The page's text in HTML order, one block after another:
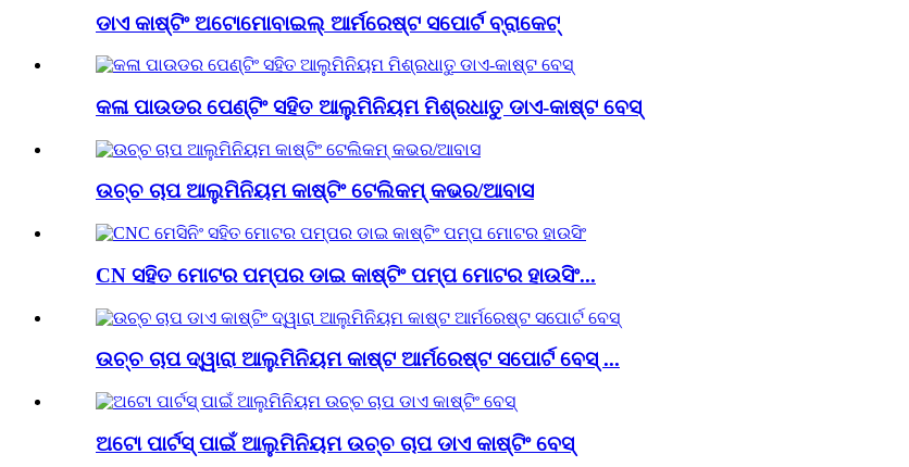
ଡାଏ କାଷ୍ଟିଂ ଅଟୋମୋବାଇଲ୍ ଆର୍ମରେଷ୍ଟ ସପୋର୍ଟ ବ୍ରାକେଟ୍
କଳା ପାଉଡର ପେଣ୍ଟିଂ ସହିତ ଆଲୁମିନିୟମ ମିଶ୍ରଧାତୁ ଡାଏ-କାଷ୍ଟ ବେସ୍
ଉଚ୍ଚ ଚାପ ଆଲୁମିନିୟମ କାଷ୍ଟିଂ ଟେଲିକମ୍ କଭର/ଆବାସ
CN ସହିତ ମୋଟର ପମ୍ପର ଡାଇ କାଷ୍ଟିଂ ପମ୍ପ ମୋଟର ହାଉସିଂ...
ଉଚ୍ଚ ଚାପ ଦ୍ୱାରା ଆଲୁମିନିୟମ କାଷ୍ଟ ଆର୍ମରେଷ୍ଟ ସପୋର୍ଟ ବେସ୍ ...
ଅଟୋ ପାର୍ଟସ୍ ପାଇଁ ଆଲୁମିନିୟମ ଉଚ୍ଚ ଚାପ ଡାଏ କାଷ୍ଟିଂ ବେସ୍